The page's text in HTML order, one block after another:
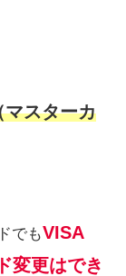
スターカ
でもVISA
更はでき